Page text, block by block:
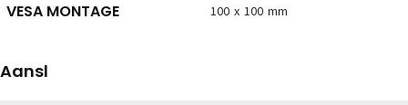
VESA MONTAGE 100 x 100 mm
Aansl